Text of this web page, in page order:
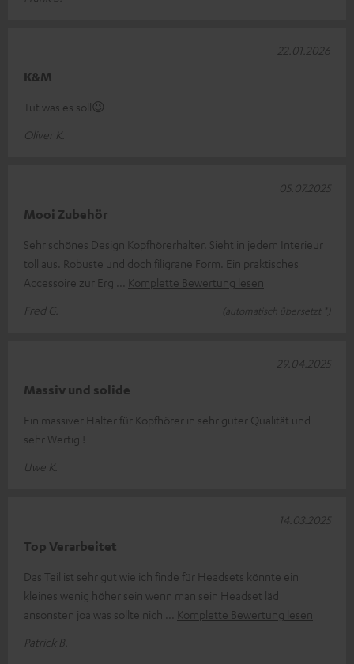
K&M
Tut was es soll😉
Oliver K.
22.01.2026
Mooi Zubehör
Sehr schönes Design Kopfhörerhalter. Sieht in jedem Interieur
toll aus. Robuste und doch filigrane Form. Ein praktisches
Accessoire zur Erg
Komplette Bewertung lesen
Fred G.
(automatisch übersetzt *)
05.07.2025
Massiv und solide
Ein massiver Halter für Kopfhörer in sehr guter Qualität und
sehr Wertig !
Uwe K.
29.04.2025
Top Verarbeitet
Das Teil ist sehr gut wie ich finde für Headsets könnte ein
kleines wenig höher sein wenn man sein Headset läd
ansonsten joa was sollte nich
Komplette Bewertung lesen
Patrick B.
14.03.2025